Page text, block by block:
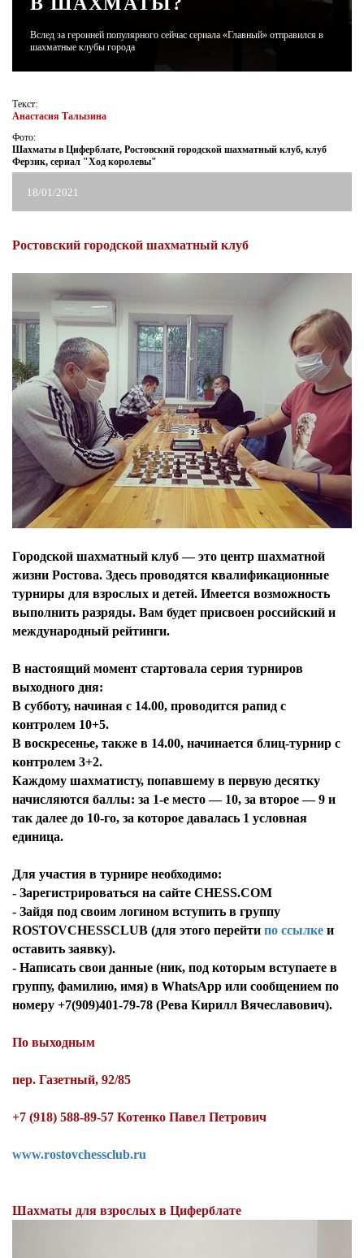
ЖУРНАЛ
Вслед за героиней популярного сейчас сериала «Главный» отправился в
шахматные клубы города
Текст:
Анастасия Талызина
Фото:
Шахматы в Циферблате, Ростовский городской шахматный клуб, клуб
Ферзик, сериал "Ход королевы"
18/01/2021
Ростовский городской шахматный клуб
Городской шахматный клуб — это центр шахматной
жизни Ростова. Здесь проводятся квалификационные
турниры для взрослых и детей. Имеется возможность
выполнить разряды. Вам будет присвоен российский и
международный рейтинги.
В настоящий момент стартовала серия турниров
выходного дня:
В субботу, начиная с 14.00, проводится рапид с
контролем 10+5.
В воскресенье, также в 14.00, начинается блиц-турнир с
контролем 3+2.
Каждому шахматисту, попавшему в первую десятку
начисляются баллы: за 1-е место — 10, за второе — 9 и
так далее до 10-го, за которое давалась 1 условная
единица.
Для участия в турнире необходимо:
- Зарегистрироваться на сайте СHESS.COM
- Зайдя под своим логином вступить в группу
ROSTOVCHESSCLUB (для этого перейти по ссылке и
оставить заявку).
- Написать свои данные (ник, под которым вступаете в
группу, фамилию, имя) в WhatsApp или сообщением по
номеру +7(909)401-79-78 (Рева Кирилл Вячеславович).
По выходным
пер. Газетный, 92/85
+7 (918) 588-89-57 Котенко Павел Петрович
www.rostovchessclub.ru
Шахматы для взрослых в Циферблате